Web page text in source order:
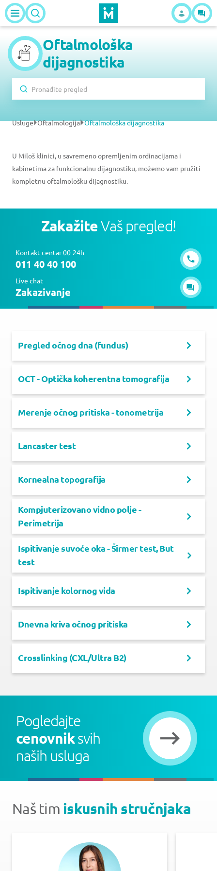
Oftalmološka
dijagnostika
Usluge Oftalmologija Oftalmološka dijagnostika
U Miloš klinici, u savremeno opremljenim ordinacijama i
kabinetima za funkcionalnu dijagnostiku, možemo vam pružiti
kompletnu oftalmološku dijagnostiku.
ZakažiteVaš pregled!
Kontakt centar 00-24h
011 40 40 100
Live chat
Zakazivanje
Pregled očnog dna (fundus)
OCT - Optička koherentna tomografija
Merenje očnog pritiska - tonometrija
Lancaster test
Kornealna topografija
Kompjuterizovano vidno polje -
Perimetrija
Ispitivanje suvoće oka - Širmer test, But
test
Ispitivanje kolornog vida
Dnevna kriva očnog pritiska
Crosslinking (CXL/Ultra B2)
Pogledajte
cenovniksvih
naših usluga
Naš tim iskusnih stručnjaka